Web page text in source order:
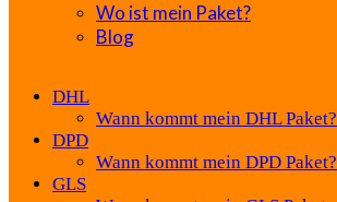
Wo ist mein Paket?
Blog
DHL
Wann kommt mein DHL Paket?
DPD
Wann kommt mein DPD Paket?
GLS